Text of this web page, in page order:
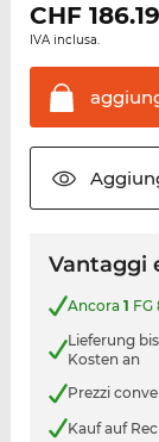
CHF 186.19
IVA inclusa.
Vantaggi
Ancora 1 FG
Lieferung
Kosten an
Prezzi
Kauf auf